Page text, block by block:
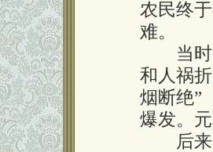
农民终
难。
当时中
和人祸
烟断绝”
爆发。
后来，